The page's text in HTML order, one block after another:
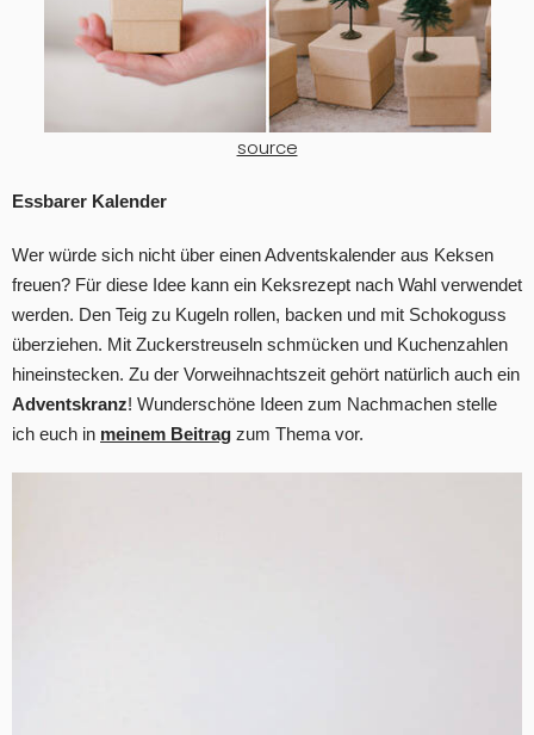
source
Essbarer Kalender
Wer würde sich nicht über einen Adventskalender aus Keksen
freuen? Für diese Idee kann ein Keksrezept nach Wahl verwendet
werden. Den Teig zu Kugeln rollen, backen und mit Schokoguss
überziehen. Mit Zuckerstreuseln schmücken und Kuchenzahlen
hineinstecken. Zu der Vorweihnachtszeit gehört natürlich auch ein
Adventskranz! Wunderschöne Ideen zum Nachmachen stelle
ich euch in meinem Beitrag zum Thema vor.